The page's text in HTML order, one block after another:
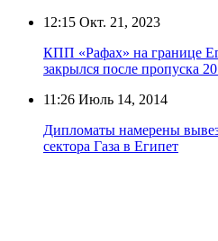
12:15 Окт. 21, 2023
КПП «Рафах» на границе
закрылся после пропуска
11:26 Июль 14, 2014
Дипломаты намерены
сектора Газа в Египет